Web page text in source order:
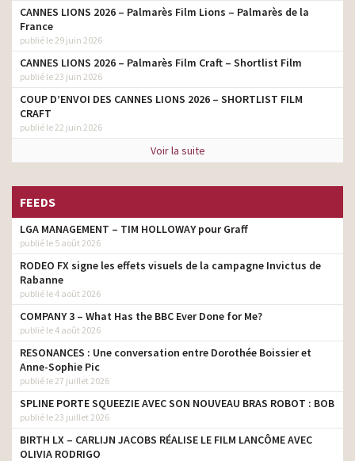
CANNES LIONS 2026 – Palmarès Film Lions – Palmarès de la
France
publié le 29 juin 2026
CANNES LIONS 2026 – Palmarès Film Craft – Shortlist Film
publié le 23 juin 2026
COUP D’ENVOI DES CANNES LIONS 2026 – SHORTLIST FILM
CRAFT
publié le 22 juin 2026
Voir la suite
FEEDS
LGA MANAGEMENT – TIM HOLLOWAY pour Graff
publié le 5 août 2026
RODEO FX signe les effets visuels de la campagne Invictus de
Rabanne
publié le 4 août 2026
COMPANY 3 – What Has the BBC Ever Done for Me?
publié le 4 août 2026
RESONANCES : Une conversation entre Dorothée Boissier et
Anne-Sophie Pic
publié le 27 juillet 2026
SPLINE PORTE SQUEEZIE AVEC SON NOUVEAU BRAS ROBOT : BOB
publié le 23 juillet 2026
BIRTH LX – CARLIJN JACOBS RÉALISE LE FILM LANCÔME AVEC
OLIVIA RODRIGO